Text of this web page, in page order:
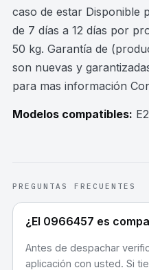
caso de estar Disponible
de 7 días a 12 días por
50 kg. Garantía de
son nuevas y
para mas información
Modelos compatibles:
PREGUNTAS FRECUENTES
¿El 0966457 es
Antes de despachar
aplicación con usted. Si